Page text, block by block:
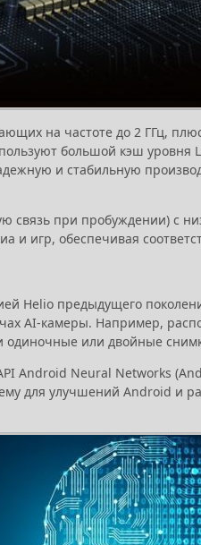
на частоте до 2 ГГц,
большой кэш
и стабильную
связь при пробуждении) с
и игр, обеспечивая
Helio предыдущего
AI-камеры. Например,
или двойные
Android Neural Networks
для улучшений Android и